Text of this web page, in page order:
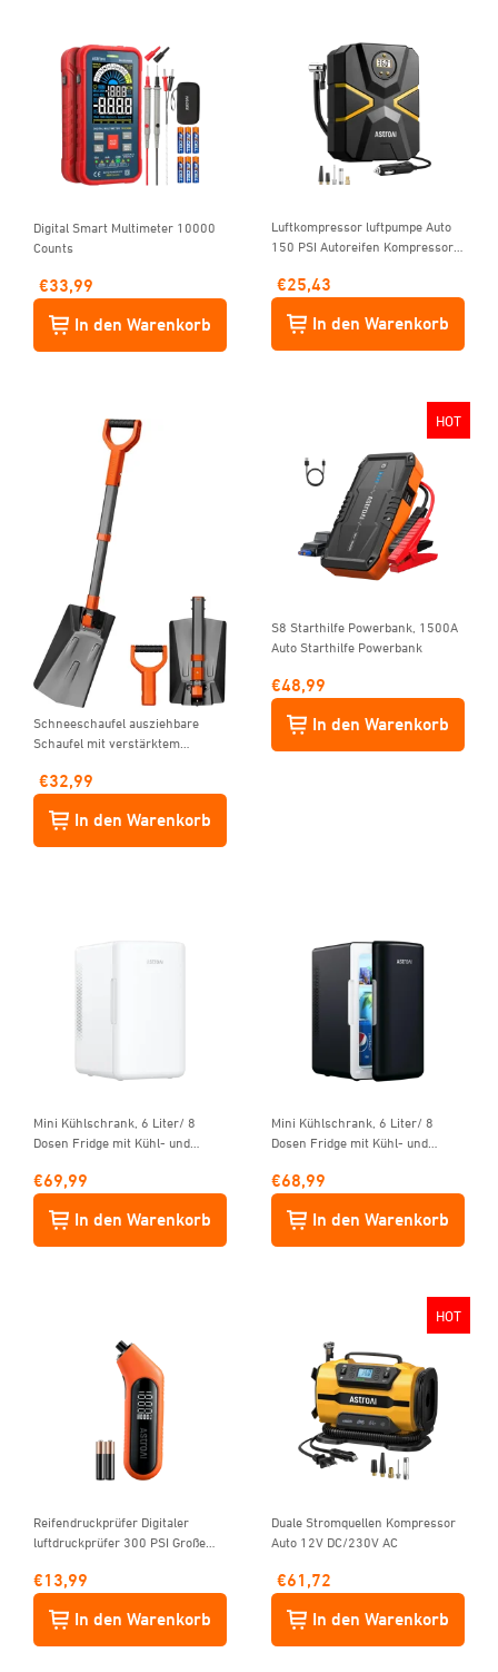
Digital Smart Multimeter 10000
Counts
€33,99
In den Warenkorb
Luftkompressor luftpumpe Auto
150 PSI Autoreifen Kompressor
€25,43
In den Warenkorb
Schneeschaufel ausziehbare
Schaufel mit verstärktem
Eisenscharnier
€32,99
In den Warenkorb
HOT
S8 Starthilfe Powerbank, 1500A
Auto Starthilfe Powerbank
€48,99
In den Warenkorb
Mini Kühlschrank, 6 Liter/ 8
Dosen Fridge mit Kühl- und
€69,99
In den Warenkorb
Mini Kühlschrank, 6 Liter/ 8
Dosen Fridge mit Kühl- und
€68,99
In den Warenkorb
Reifendruckprüfer Digitaler
luftdruckprüfer 300 PSI Große
Batterie
€13,99
In den Warenkorb
HOT
Duale Stromquellen Kompressor
Auto 12V DC/230V AC
€61,72
In den Warenkorb